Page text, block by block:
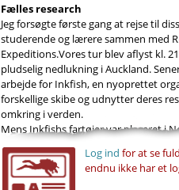
Fælles research
Jeg forsøgte første gang at rejse til
studerende og lærere sammen med
Expeditions.Vores tur blev aflyst kl.
pludselig nedlukning i Auckland.
arbejde for Inkfish, en nyoprettet
forskellige skibe og udnytter deres
omkring i verden.
Mens Inkfishs fartøjer var placeret i
Log ind for at se
endnu ikke har et